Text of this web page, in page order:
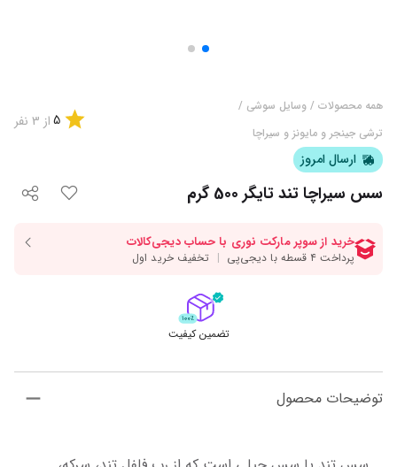
همه محصولات / وسایل سوشی /
ترشی جینجر و مایونز و سیراچا
5از 3نفر
ارسال امروز
سس سیراچا تند تایگر 500 گرم
تضمین کیفیت
توضیحات محصول